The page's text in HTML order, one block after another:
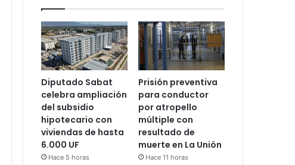
Diputado Sabat
celebra ampliación
del subsidio
hipotecario con
viviendas de hasta
6.000 UF
Hace 5 horas
Prisión preventiva
para conductor
por atropello
múltiple con
resultado de
muerte en La Unión
Hace 11 horas